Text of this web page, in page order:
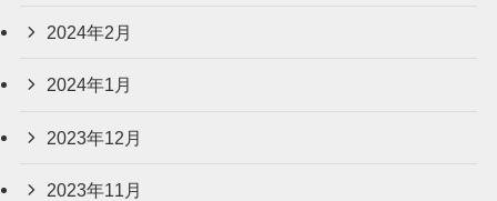
2024年2月
2024年1月
2023年12月
2023年11月